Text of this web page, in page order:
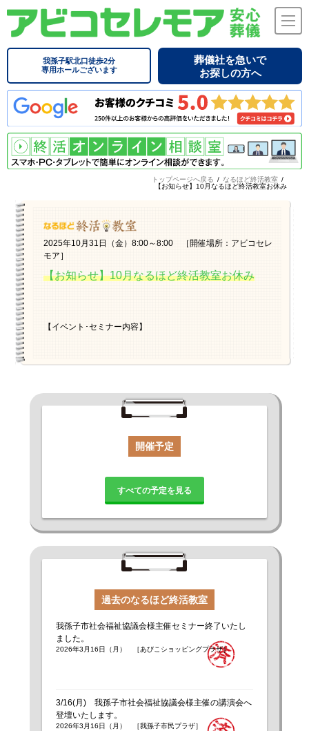
我孫子駅北口徒歩2分
専用ホールございます
葬儀社を急いで
お探しの方へ
トップページへ戻る / なるほど終活教室/
【お知らせ】10月なるほど終活教室お休み
2025年10月31日（金）8:00～8:00 ［開催場所：アビコセレ
モア］
【お知らせ】10月なるほど終活教室お休み
【イベント･セミナー内容】
開催予定
すべての予定を見る
過去のなるほど終活教室
我孫子市社会福祉協議会様主催セミナー終了いたし
ました。
2026年3月16日（月） ［あびこショッピングプラザ］
3/16(月) 我孫子市社会福祉協議会様主催の講演会へ
登壇いたします。
2026年3月16日（月） ［我孫子市民プラザ］